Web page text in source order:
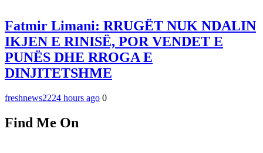
Fatmir Limani: RRUGËT NUK NDALIN
IKJEN E RINISË, POR VENDET E
PUNËS DHE RROGA E
DINJITETSHME
freshnews2224 hours ago 0
Find Me On